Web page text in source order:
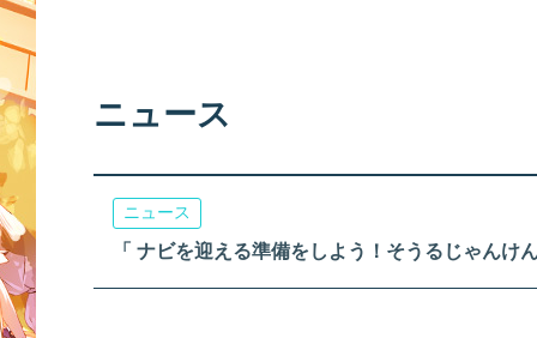
アップ
ニュース
ニュース
「 ナビを迎える準備をしよう！そうるじゃん